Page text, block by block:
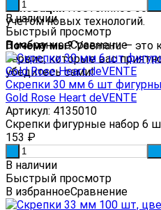
ИнновацииПостоянное
учетом новых технологий.
Почему мы?Veema.ru — это
сервис, которые вас
убедитесь сами!
В наличии
Быстрый просмотр
В избранноеСравнение
Скрепки 30 мм 6 шт
Gold Rose Heart deVENTE
Артикул: 4135010
Скрепки фигурные набор 6
153 ₽
В наличии
Быстрый просмотр
В избранноеСравнение